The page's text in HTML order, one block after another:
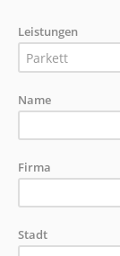
Leistungen
Parkett
Name
Firma
Stadt